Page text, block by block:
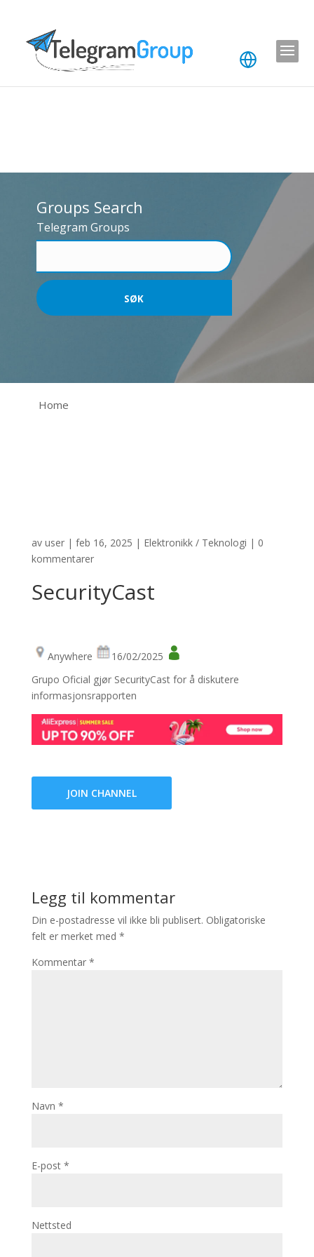
Groups Search
Telegram Groups
Home
av user| feb 16, 2025 | Elektronikk / Teknologi | 0
kommentarer
SecurityCast
Anywhere
16/02/2025
Grupo Oficial gjør SecurityCast for å diskutere
informasjonsrapporten
JOIN CHANNEL
Legg til kommentar
Din e-postadresse vil ikke bli publisert. Obligatoriske
felt er merket med *
Kommentar *
Navn *
E-post *
Nettsted